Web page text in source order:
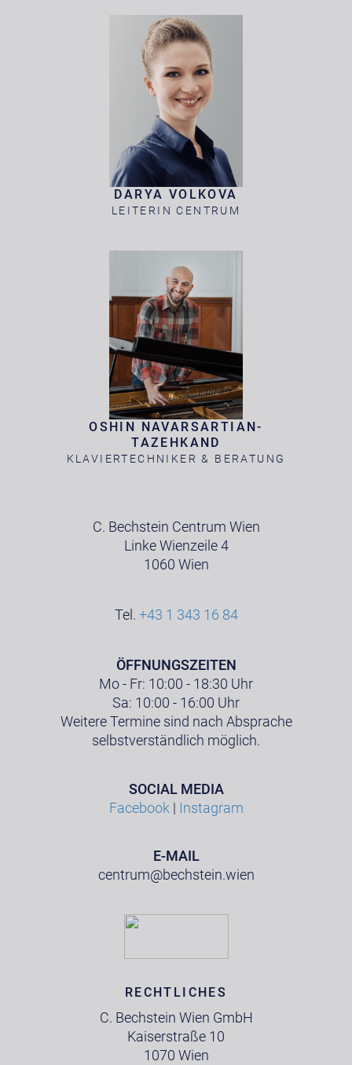
DARYA VOLKOVA
LEITERIN CENTRUM
OSHIN NAVARSARTIAN-
TAZEHKAND
KLAVIERTECHNIKER & BERATUNG
C. Bechstein Centrum Wien
Linke Wienzeile 4
1060 Wien
Tel. +43 1 343 16 84
ÖFFNUNGSZEITEN
Mo - Fr: 10:00 - 18:30 Uhr
Sa: 10:00 - 16:00 Uhr
Weitere Termine sind nach Absprache
selbstverständlich möglich.
SOCIAL MEDIA
Facebook | Instagram
E-MAIL
centrum@bechstein.wien
RECHTLICHES
C. Bechstein Wien GmbH
Kaiserstraße 10
1070 Wien